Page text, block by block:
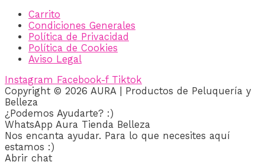
Carrito
Condiciones Generales
Política de Privacidad
Política de Cookies
Aviso Legal
Instagram Facebook-f Tiktok
Copyright © 2026 AURA | Productos de Peluquería y
Belleza
¿Podemos Ayudarte? :)
WhatsApp Aura Tienda Belleza
Nos encanta ayudar. Para lo que necesites aquí
estamos :)
Abrir chat